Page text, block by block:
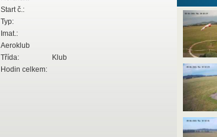
Start č.:
Typ:
Imat.:
Aeroklub
Třída:
Klub
Hodin celkem: